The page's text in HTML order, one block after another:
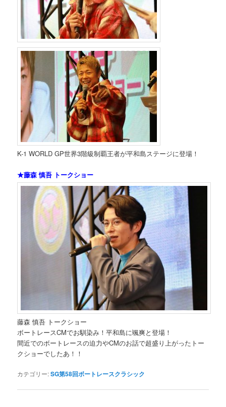
K-1 WORLD GP世界3階級制覇王者が平和島ステージに登場！
★藤森 慎吾 トークショー
藤森 慎吾 トークショー
ボートレースCMでお馴染み！平和島に颯爽と登場！
間近でのボートレースの迫力やCMのお話で超盛り上がったトー
クショーでしたあ！！
カテゴリー:SG第58回ボートレースクラシック